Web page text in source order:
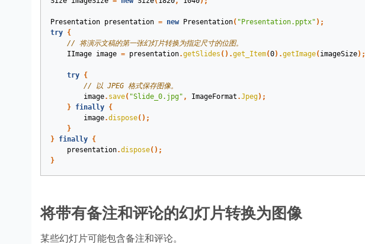
Presentation presentation = new Presentation( "Presentation.pptx" );
try
{
// 将演示文稿的第一张幻灯片转换为指定尺寸的位图。
IImage
image = presentation.getSlides ().get_Item(0).getImage( imageSize);
try
{
// 以 JPEG 格式保存图像。
image. save( "Slide_0.jpg" , ImageFormat .Jpeg);
}
finally
{
image.dispose();
}
}
finally
{
presentation.dispose();
}
将带有备注和评论的幻灯片转换为图像
某些幻灯片可能包含备注和评论。